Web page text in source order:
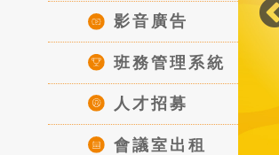
影音廣告
班務管理系統
人才招募
會議室出租